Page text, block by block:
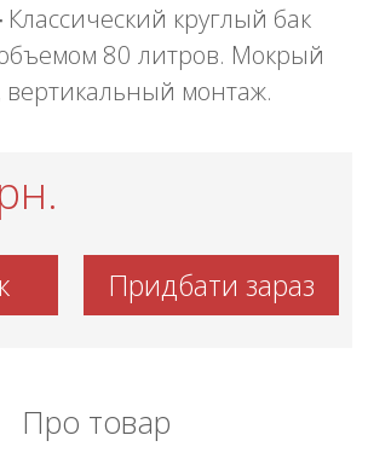
Классический круглый бак
80 литров. Мокрый
монтаж.
Придбати зараз
Про товар